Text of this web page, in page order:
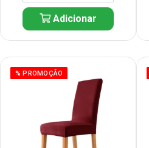
Adicionar
% PROMOÇÃO